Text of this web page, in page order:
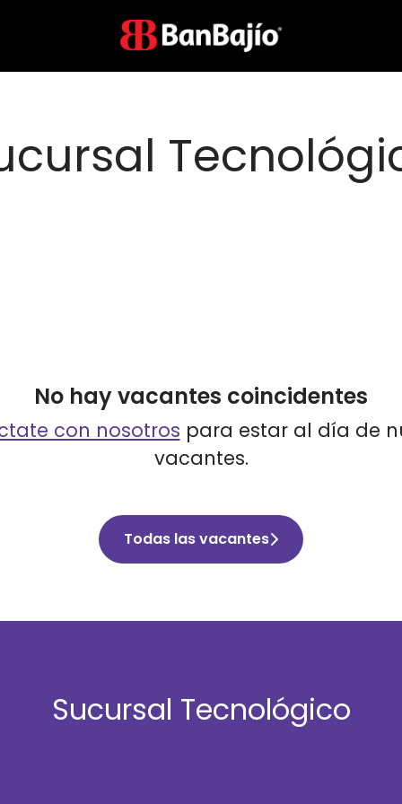
No hay vacantes coincidentes
con nosotros para estar al día de
vacantes.
Todas las vacantes
Sucursal Tecnológico